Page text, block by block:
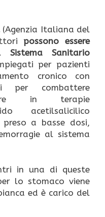
(Agenzia Italiana del
possono essere
Sanitario
per pazienti
cronico con
per combattere
in terapie
acetilsalicilico
preso a basse dosi,
al sistema
in una di queste
lo stomaco viene
ed è carico del